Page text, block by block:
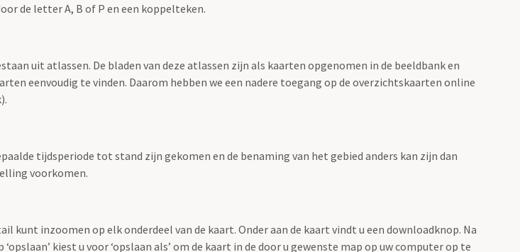
de letter A, B of P en een koppelteken.
uit atlassen. De bladen van deze atlassen zijn als kaarten opgenomen in de beeldbank en
eenvoudig te vinden. Daarom hebben we een nadere toegang op de overzichtskaarten online
tijdsperiode tot stand zijn gekomen en de benaming van het gebied anders kan zijn dan
voorkomen.
kunt inzoomen op elk onderdeel van de kaart. Onder aan de kaart vindt u een downloadknop. Na
kiest u voor ‘opslaan als’ om de kaart in de door u gewenste map op uw computer op te